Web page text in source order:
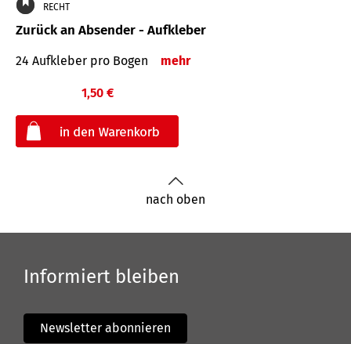
RECHT
Zurück an Absender - Aufkleber
24 Aufkleber pro Bogen mehr
1,50 €
nach oben
Informiert bleiben
Newsletter abonnieren